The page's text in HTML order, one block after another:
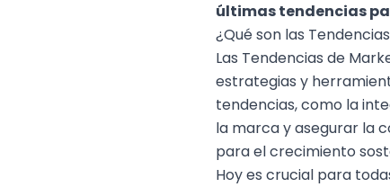
últimas tendencias
¿Qué son las
Las Tendencias de
estrategias y
tendencias, como la
la marca y asegurar la
para el crecimiento
Hoy es crucial para